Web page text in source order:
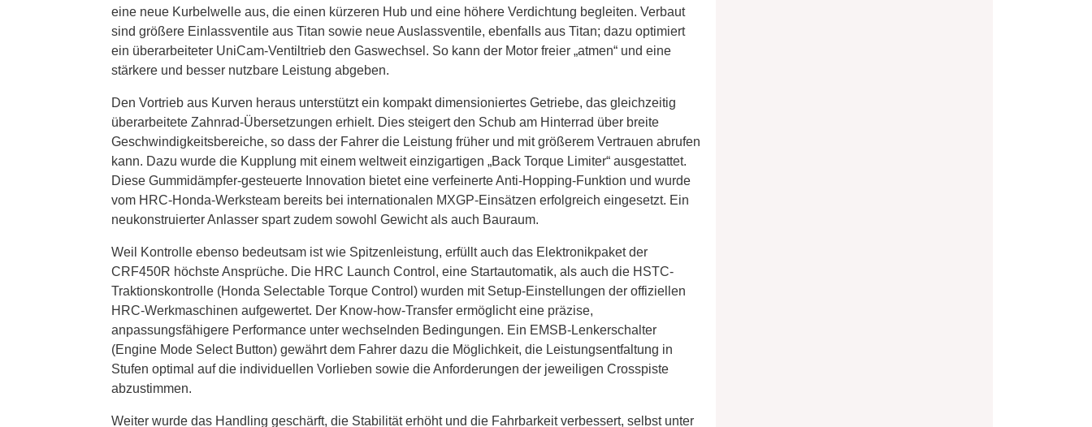
eine neue Kurbelwelle aus, die einen kürzeren Hub und eine höhere Verdichtung begleiten. Verbaut
sind größere Einlassventile aus Titan sowie neue Auslassventile, ebenfalls aus Titan; dazu optimiert
ein überarbeiteter UniCam-Ventiltrieb den Gaswechsel. So kann der Motor freier „atmen“ und eine
stärkere und besser nutzbare Leistung abgeben.
Den Vortrieb aus Kurven heraus unterstützt ein kompakt dimensioniertes Getriebe, das gleichzeitig
überarbeitete Zahnrad-Übersetzungen erhielt. Dies steigert den Schub am Hinterrad über breite
Geschwindigkeitsbereiche, so dass der Fahrer die Leistung früher und mit größerem Vertrauen abrufen
kann. Dazu wurde die Kupplung mit einem weltweit einzigartigen „Back Torque Limiter“ ausgestattet.
Diese Gummidämpfer-gesteuerte Innovation bietet eine verfeinerte Anti-Hopping-Funktion und wurde
vom HRC-Honda-Werksteam bereits bei internationalen MXGP-Einsätzen erfolgreich eingesetzt. Ein
neukonstruierter Anlasser spart zudem sowohl Gewicht als auch Bauraum.
Weil Kontrolle ebenso bedeutsam ist wie Spitzenleistung, erfüllt auch das Elektronikpaket der
CRF450R höchste Ansprüche. Die HRC Launch Control, eine Startautomatik, als auch die HSTC-
Traktionskontrolle (Honda Selectable Torque Control) wurden mit Setup-Einstellungen der offiziellen
HRC-Werkmaschinen aufgewertet. Der Know-how-Transfer ermöglicht eine präzise,
anpassungsfähigere Performance unter wechselnden Bedingungen. Ein EMSB-Lenkerschalter
(Engine Mode Select Button) gewährt dem Fahrer dazu die Möglichkeit, die Leistungsentfaltung in
Stufen optimal auf die individuellen Vorlieben sowie die Anforderungen der jeweiligen Crosspiste
abzustimmen.
Weiter wurde das Handling geschärft, die Stabilität erhöht und die Fahrbarkeit verbessert, selbst unter